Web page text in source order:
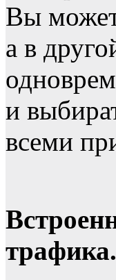
Вы
а в
и
всеми
трафика.